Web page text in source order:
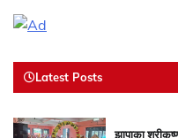
Latest Posts
झापाका